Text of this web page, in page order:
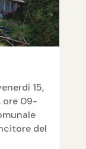
15,
ore 09-
del